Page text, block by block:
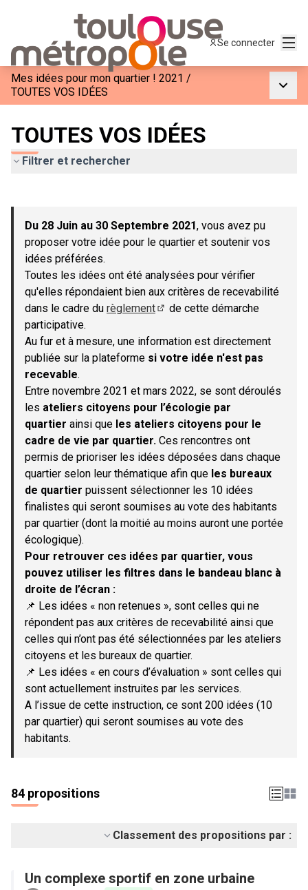
Se connecter
Mes idées pour mon quartier ! 2021 /
TOUTES VOS IDÉES
TOUTES VOS IDÉES
Filtrer et rechercher
−
Du 28 Juin au 30 Septembre 2021, vous avez pu
proposer votre idée pour le quartier et soutenir vos
idées préférées.
Toutes les idées ont été analysées pour vérifier
qu'elles répondaient bien aux critères de recevabilité
dans le cadre du règlement
de cette démarche
participative.
Au fur et à mesure, une information est directement
publiée sur la plateforme si votre idée n'est pas
recevable.
Entre novembre 2021 et mars 2022, se sont déroulés
les ateliers citoyens pour l’écologie par
quartier ainsi que les ateliers citoyens pour le
cadre de vie par quartier. Ces rencontres ont
permis de prioriser les idées déposées dans chaque
quartier selon leur thématique afin que les bureaux
de quartier puissent sélectionner les 10 idées
finalistes qui seront soumises au vote des habitants
par quartier (dont la moitié au moins auront une portée
écologique).
Pour retrouver ces idées par quartier, vous
pouvez utiliser les filtres dans le bandeau blanc à
droite de l’écran :
📌 Les idées « non retenues », sont celles qui ne
répondent pas aux critères de recevabilité ainsi que
celles qui n’ont pas été sélectionnées par les ateliers
citoyens et les bureaux de quartier.
📌 Les idées « en cours d’évaluation » sont celles qui
sont actuellement instruites par les services.
A l’issue de cette instruction, ce sont 200 idées (10
par quartier) qui seront soumises au vote des
habitants.
84 propositions
Classement des propositions par :
Un complexe sportif en zone urbaine